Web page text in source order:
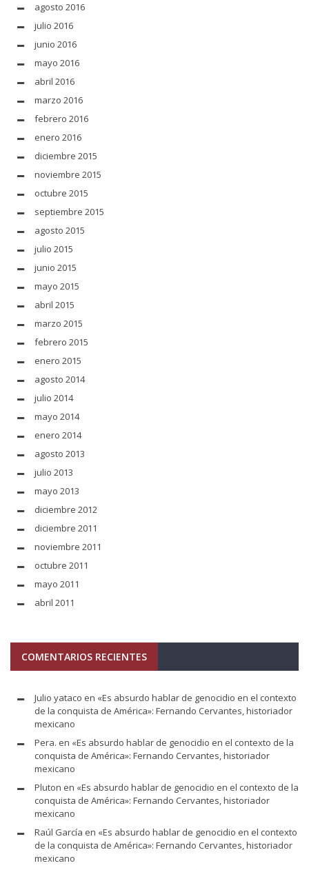
agosto 2016
julio 2016
junio 2016
mayo 2016
abril 2016
marzo 2016
febrero 2016
enero 2016
diciembre 2015
noviembre 2015
octubre 2015
septiembre 2015
agosto 2015
julio 2015
junio 2015
mayo 2015
abril 2015
marzo 2015
febrero 2015
enero 2015
agosto 2014
julio 2014
mayo 2014
enero 2014
agosto 2013
julio 2013
mayo 2013
diciembre 2012
diciembre 2011
noviembre 2011
octubre 2011
mayo 2011
abril 2011
COMENTARIOS RECIENTES
Julio yataco en «Es absurdo hablar de genocidio en el contexto
de la conquista de América»: Fernando Cervantes, historiador
mexicano
Pera. en «Es absurdo hablar de genocidio en el contexto de la
conquista de América»: Fernando Cervantes, historiador
mexicano
Pluton en «Es absurdo hablar de genocidio en el contexto de la
conquista de América»: Fernando Cervantes, historiador
mexicano
Raúl García en «Es absurdo hablar de genocidio en el contexto
de la conquista de América»: Fernando Cervantes, historiador
mexicano